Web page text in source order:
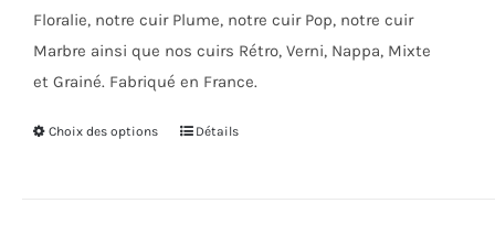
Floralie, notre cuir Plume, notre cuir Pop, notre cuir
Marbre ainsi que nos cuirs Rétro, Verni, Nappa, Mixte
et Grainé. Fabriqué en France.
Choix des options
CeDétails